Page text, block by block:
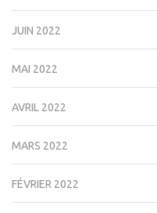
JUIN 2022
MAI 2022
AVRIL 2022
MARS 2022
FÉVRIER 2022